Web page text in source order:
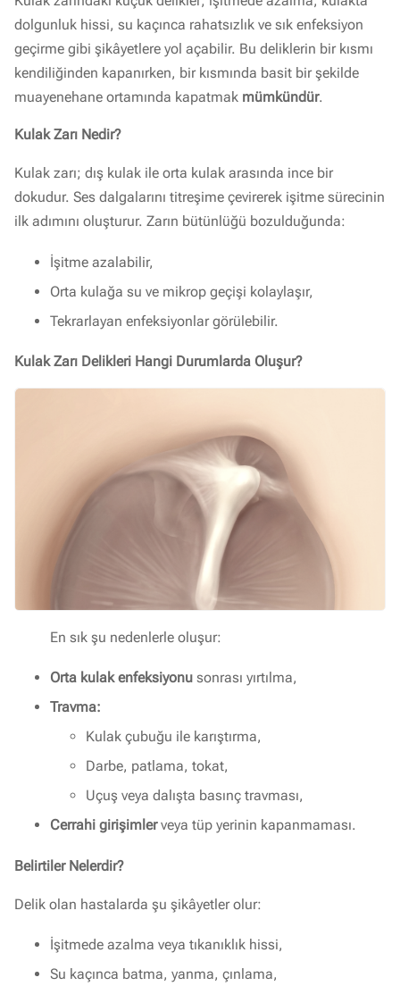
dolgunluk hissi, su kaçınca rahatsızlık ve sık enfeksiyon
geçirme gibi şikâyetlere yol açabilir. Bu deliklerin bir kısmı
kendiliğinden kapanırken, bir kısmında basit bir şekilde
muayenehane ortamında kapatmak mümkündür.
Kulak Zarı Nedir?
Kulak zarı; dış kulak ile orta kulak arasında ince bir
dokudur. Ses dalgalarını titreşime çevirerek işitme sürecinin
ilk adımını oluşturur. Zarın bütünlüğü bozulduğunda:
İşitme azalabilir,
Orta kulağa su ve mikrop geçişi kolaylaşır,
Tekrarlayan enfeksiyonlar görülebilir.
Kulak Zarı Delikleri Hangi Durumlarda Oluşur?
En sık şu nedenlerle oluşur:
Orta kulak enfeksiyonu sonrası yırtılma,
Travma:
Kulak çubuğu ile karıştırma,
Darbe, patlama, tokat,
Uçuş veya dalışta basınç travması,
Cerrahi girişimlerveya tüp yerinin kapanmaması.
Belirtiler Nelerdir?
Delik olan hastalarda şu şikâyetler olur:
İşitmede azalma veya tıkanıklık hissi,
Su kaçınca batma, yanma, çınlama,